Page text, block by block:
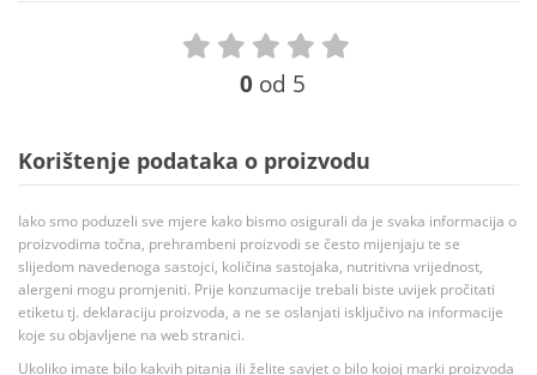
0 od 5
Korištenje podataka o proizvodu
Iako smo poduzeli sve mjere kako bismo osigurali da je svaka informacija o
proizvodima točna, prehrambeni proizvodi se često mijenjaju te se
slijedom navedenoga sastojci, količina sastojaka, nutritivna vrijednost,
alergeni mogu promjeniti. Prije konzumacije trebali biste uvijek pročitati
etiketu tj. deklaraciju proizvoda, a ne se oslanjati isključivo na informacije
koje su objavljene na web stranici.
Ukoliko imate bilo kakvih pitanja ili želite savjet o bilo kojoj marki proizvoda